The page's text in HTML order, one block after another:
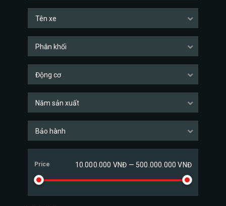
Tên xe
Phân khối
Động cơ
Năm sản xuất
Bảo hành
Price 10.000.000 VNĐ — 500.000.000 VNĐ